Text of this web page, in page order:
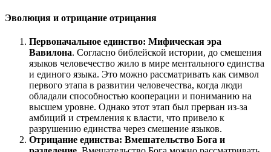
Эволюция и отрицание отрицания
Первоначальное единство: Мифическая эра
Вавилона. Согласно библейской истории, до смешения
языков человечество жило в мире ментального единства
и единого языка. Это можно рассматривать как символ
первого этапа в развитии человечества, когда люди
обладали способностью кооперации и пониманию на
высшем уровне. Однако этот этап был прерван из-за
амбиций и стремления к власти, что привело к
разрушению единства через смешение языков.
Отрицание единства: Вмешательство Бога и